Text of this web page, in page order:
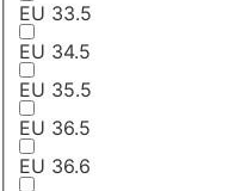
EU 33.5
EU 34.5
EU 35.5
EU 36.5
EU 36.6